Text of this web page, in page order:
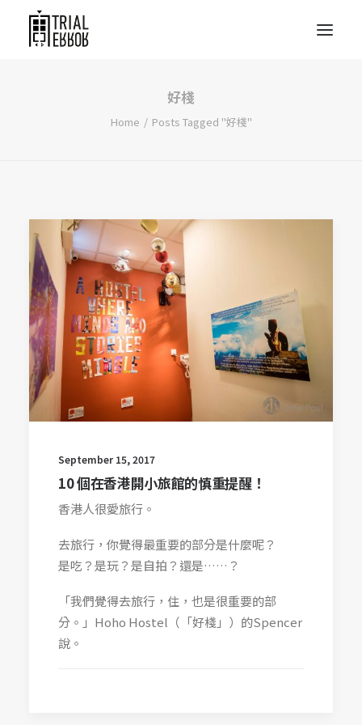
好棧
Home Posts Tagged "好棧"
September 15, 2017
10 個在香港開小旅館的慎重提醒！
香港人很愛旅行。
去旅行，你覺得最重要的部分是什麼呢？
是吃？是玩？是自拍？還是……？
「我們覺得去旅行，住，也是很重要的部
分。」Hoho Hostel（「好棧」）的Spencer
說。